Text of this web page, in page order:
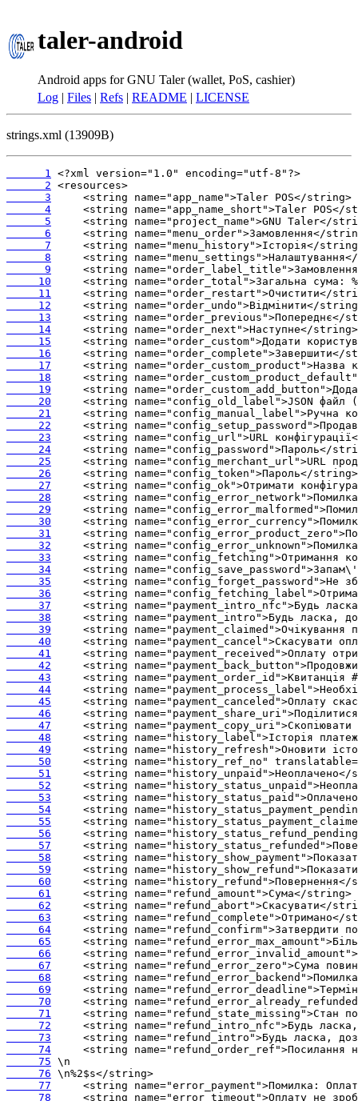
taler-android
Android apps for GNU Taler (wallet, PoS, cashier)
Log | Files | Refs | README | LICENSE
strings.xml (13909B)
      1
      2
      3
      4
      5
      6
      7
      8
      9
     10
     11
     12
     13
     14
     15
     16
     17
     18
     19
     20
     21
     22
     23
     24
     25
     26
     27
     28
     29
     30
     31
     32
     33
     34
     35
     36
     37
     38
     39
     40
     41
     42
     43
     44
     45
     46
     47
     48
     49
     50
     51
     52
     53
     54
     55
     56
     57
     58
     59
     60
     61
     62
     63
     64
     65
     66
     67
     68
     69
     70
     71
     72
     73
     74
     75
     76
     77
     78